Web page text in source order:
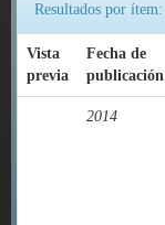
Resultados por ítem:
Vista
previa
Fecha de
publicación
2014